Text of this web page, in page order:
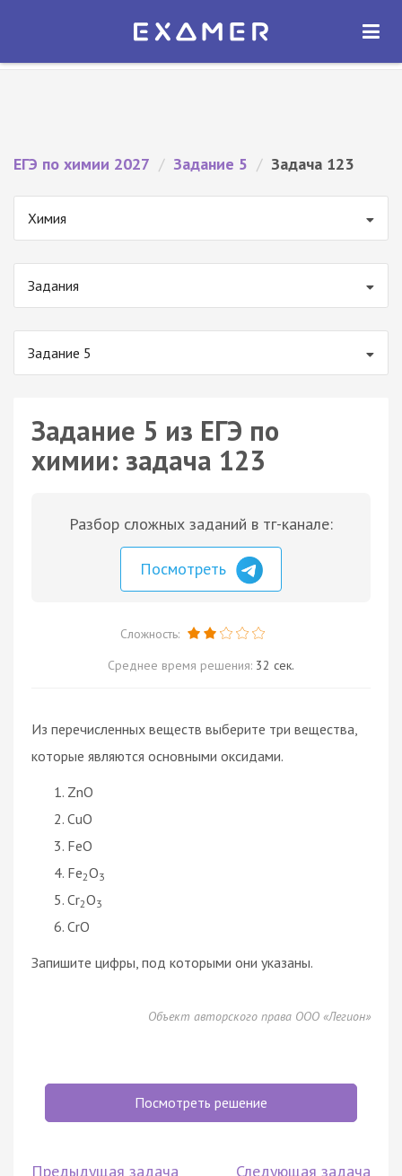
Экзамер — ЕГЭ 2027
ОТКРЫТЬ
ЕГЭ по химии 2027 / Задание 5 / Задача 123
Химия
Задания
Задание 5
Задание 5 из ЕГЭ по
химии: задача 123
Разбор сложных заданий в тг-канале:
Посмотреть
Сложность:
Среднее время решения: 32 сек.
Из перечисленных веществ выберите три вещества,
которые являются основными оксидами.
ZnO
CuO
FeO
Fe2O3
Cr2O3
CrO
Запишите цифры, под которыми они указаны.
Объект авторского права ООО «Легион»
Посмотреть решение
Предыдущая задача Следующая задача